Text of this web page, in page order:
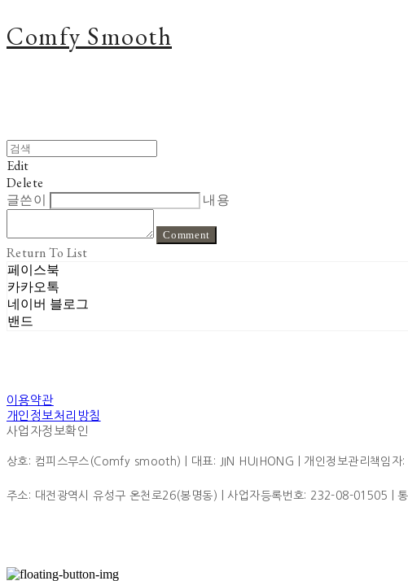
Comfy Smooth
Edit
Delete
글쓴이
내용
Comment
Return To List
페이스북
카카오톡
네이버 블로그
밴드
이용약관
개인정보처리방침
사업자정보확인
상호: 컴피스무스(Comfy smooth) | 대표: JIN HUIHONG | 개인정보관리책
주소: 대전광역시 유성구 온천로26(봉명동) | 사업자등록번호: 232-08-01505 |